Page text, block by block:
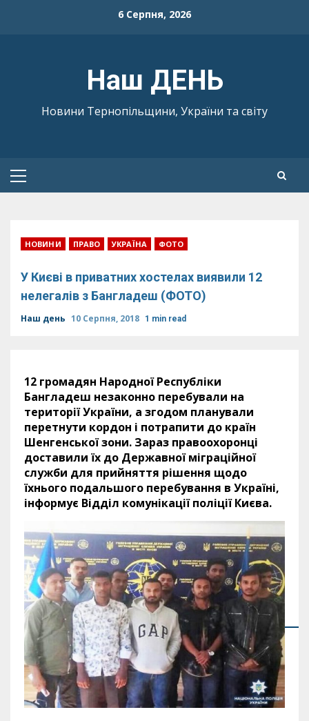
6 Серпня, 2026
Наш ДЕНЬ
Новини Тернопільщини, України та світу
Primary
НОВИНИ ПРАВО УКРАЇНА ФОТО
У Києві в приватних хостелах виявили 12
нелегалів з Бангладеш (ФОТО)
Наш день 10 Серпня, 2018 1 min read
12 громадян Народної Республіки
Бангладеш незаконно перебували на
території України, а згодом планували
перетнути кордон і потрапити до країн
Шенгенської зони. Зараз правоохоронці
доставили їх до Державної міграційної
служби для прийняття рішення щодо
їхнього подальшого перебування в Україні,
інформує Відділ комунікації поліції Києва.